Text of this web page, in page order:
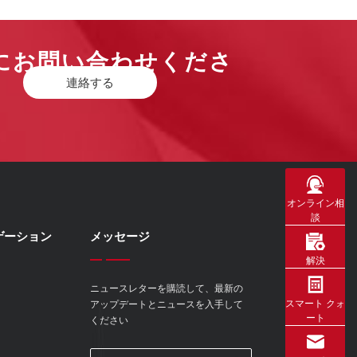
問い合わせくださ
連絡する
メッセージ
ニュースレターを購読して、最新の
アップデートとニュースを入手して
ください
ーション
オンライン相
談
解決
スマート クォ
ート